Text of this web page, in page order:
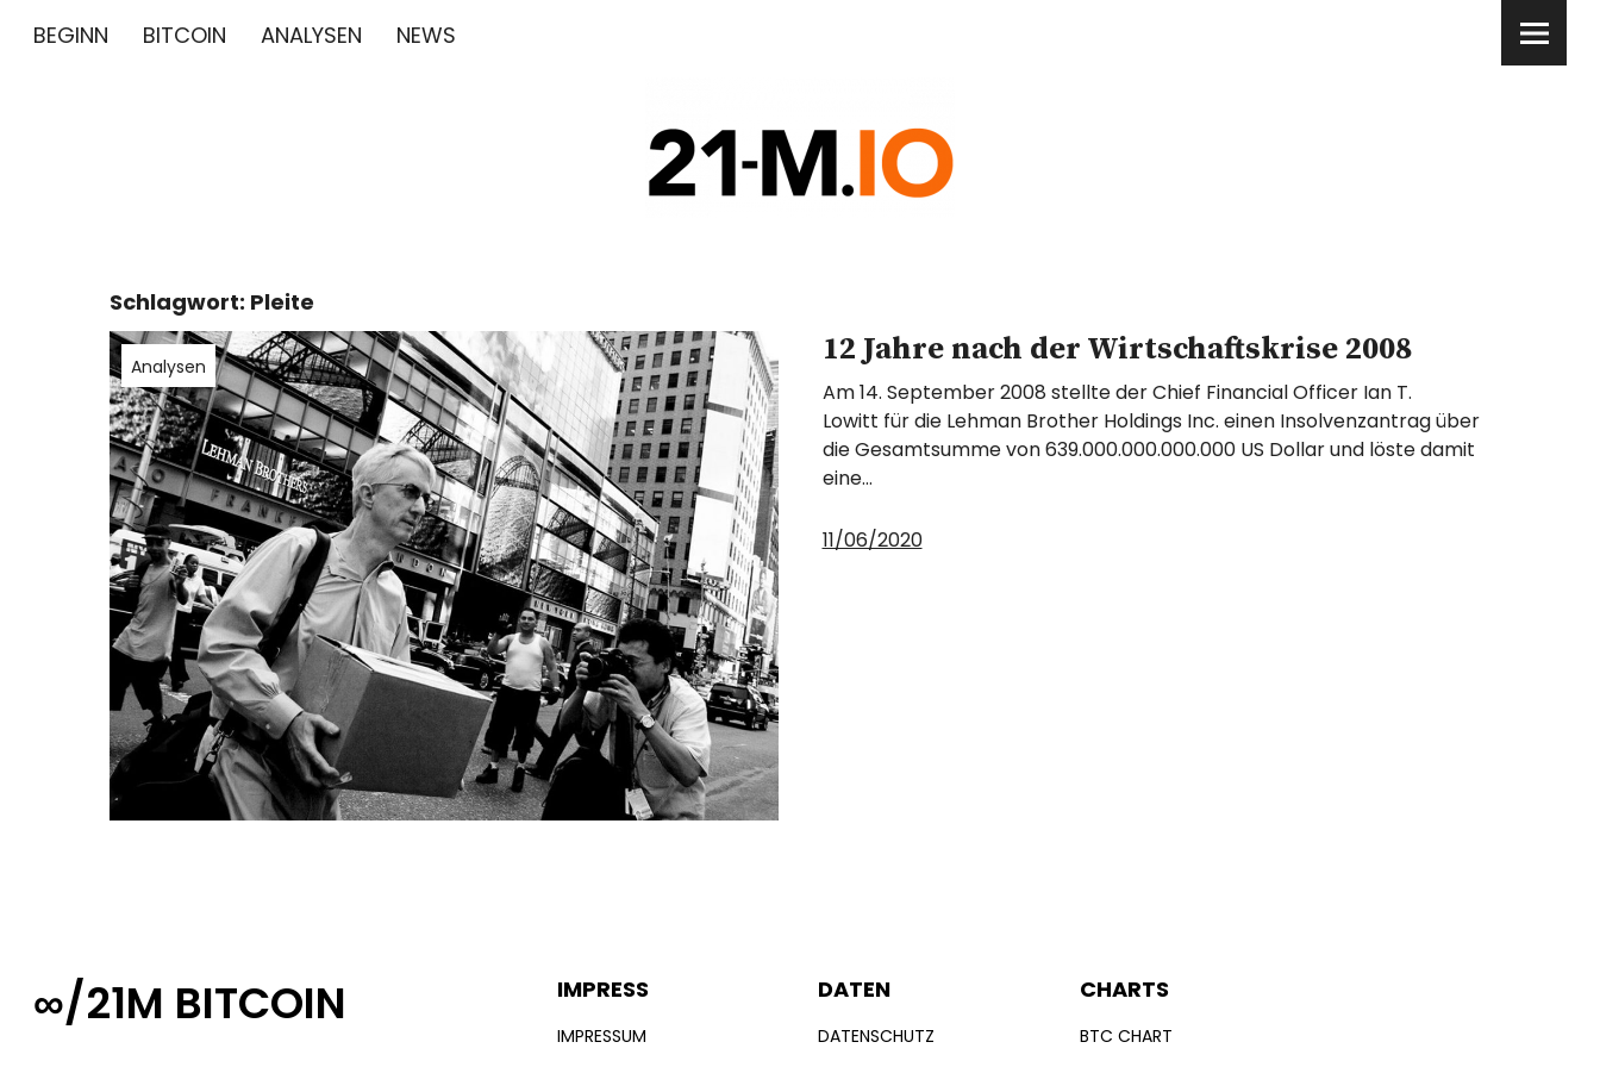
BEGINN BITCOIN ANALYSEN NEWS
∞/21M BITCOIN
Schlagwort: Pleite
Analysen 12 Jahre nach der Wirtschaftskrise 2008
Am 14. September 2008 stellte der Chief Financial Officer Ian T.
Lowitt für die Lehman Brother Holdings Inc. einen Insolvenzantrag über
die Gesamtsumme von 639.000.000.000.000 US Dollar und löste damit
eine…
11/06/2020
∞/21M BITCOIN IMPRESS
IMPRESSUM
DATEN
DATENSCHUTZ
CHARTS
BTC CHART